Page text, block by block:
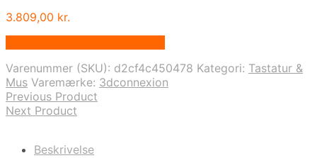
3.809,00 kr.
Varenummer (SKU): d2cf4c450478 Kategori: Tastatur &
Mus Varemærke: 3dconnexion
Previous Product
Next Product
Beskrivelse